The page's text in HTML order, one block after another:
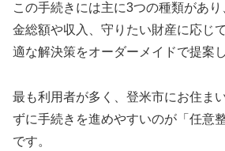
この手続きには主に3つの種類があ
金総額や収入、守りたい財産に応じ
適な解決策をオーダーメイドで提案
最も利用者が多く、登米市にお住ま
ずに手続きを進めやすいのが「任意
です。